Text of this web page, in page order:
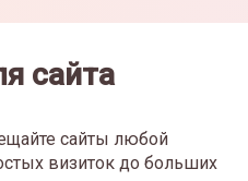
сайта
сайты любой
визиток до больших